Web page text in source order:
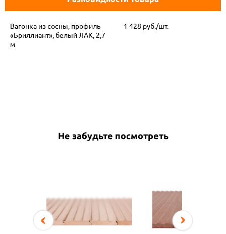
Вагонка из сосны, профиль
«Бриллиант», белый ЛАК, 2,7
м
1 428 руб./шт.
Не забудьте посмотреть